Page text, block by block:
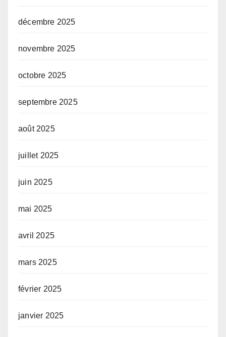
décembre 2025
novembre 2025
octobre 2025
septembre 2025
août 2025
juillet 2025
juin 2025
mai 2025
avril 2025
mars 2025
février 2025
janvier 2025